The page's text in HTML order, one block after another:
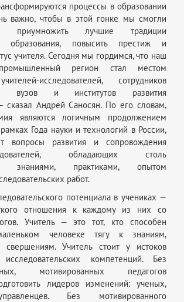
процессы в образовании
важно, чтобы в этой гонке мы смогли
приумножить лучшие традиции
образования, повысить престиж и
учителя. Сегодня мы гордимся, что наш
регион стал местом
исследователей, сотрудников
вузов и институтов развития
сказал Андрей Саносян. По его словам,
являются логичным продолжением
Года науки и технологий в России,
вопросы развития и сопровождения
обладающих столь
знаниями, практиками, опытом
работ.
потенциала в учениках —
отношения к каждому из них со
Учитель — это тот, кто способен
человеке тягу к знаниям,
свершениям. Учитель стоит у истоков
компетенций. Без
мотивированных педагогов
лидеров изменений: ученых,
Без мотивированного